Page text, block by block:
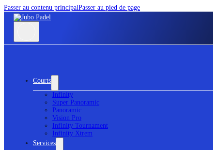
Passer au contenu principalPasser au pied de page
Courts
Infinity
Super Panoramic
Panoramic
Vision Pro
Infinity Tournament
Infinity Xtrem
Services